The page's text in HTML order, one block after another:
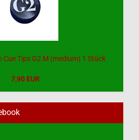
Cue Tips G2 M (medium) 1 Stück
7,90 EUR